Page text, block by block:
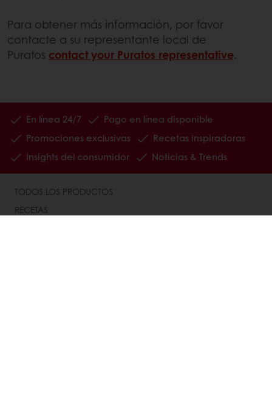
Para obtener más información, por favor
contacte a su representante local de
Puratos contact your Puratos representative.
En línea 24/7
Pago en línea disponible
Promociones exclusivas
Recetas inspiradoras
Insights del consumidor
Noticias & Trends
TODOS LOS PRODUCTOS
RECETAS